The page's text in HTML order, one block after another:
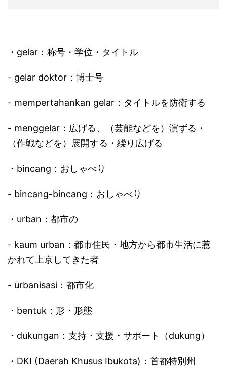
・gelar：称号・学位・タイトル
- gelar doktor：博士号
- mempertahankan gelar：タイトルを防衛する
- menggelar：広げる、（芸能などを）演ずる・
（作戦などを）展開する・繰り広げる
・bincang：おしゃべり
- bincang-bincang：おしゃべり
・urban：都市の
- kaum urban：都市住民・地方から都市生活に惹
かれて上京してきた者
- urbanisasi：都市化
・bentuk：形・形態
・dukungan：支持・支援・サポート（dukung）
・DKI (Daerah Khusus Ibukota)：首都特別州